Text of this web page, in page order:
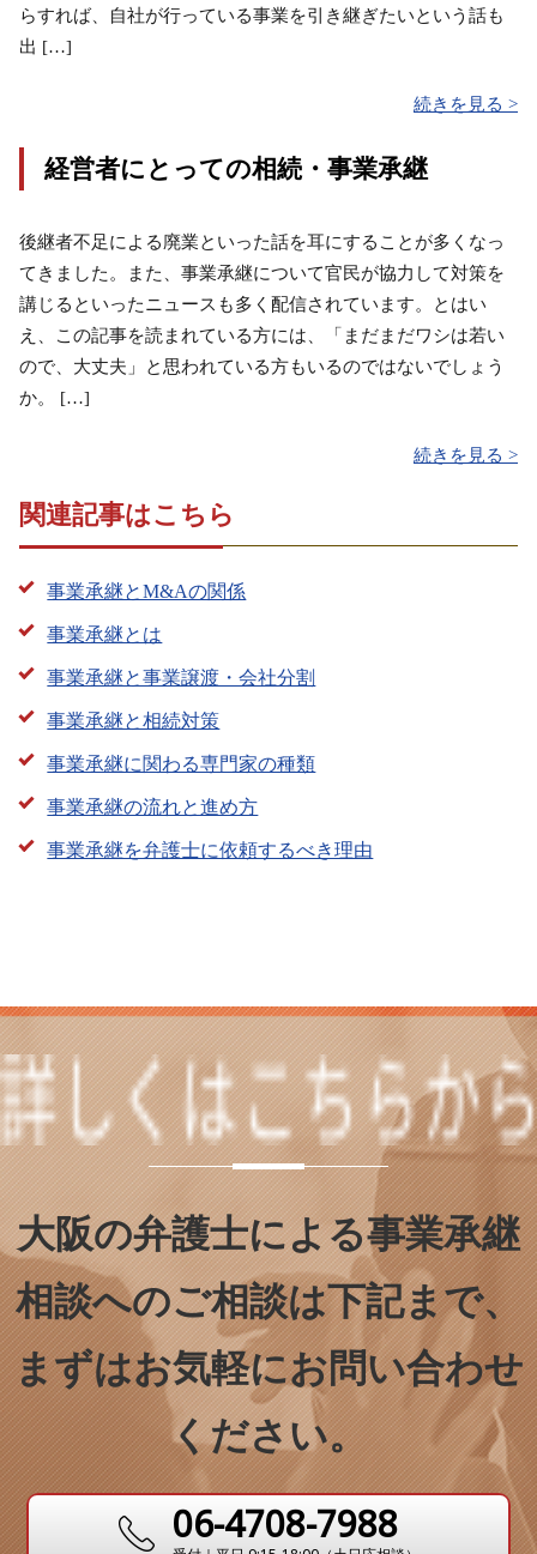
らすれば、自社が行っている事業を引き継ぎたいという話も
出 […]
続きを見る >
経営者にとっての相続・事業承継
後継者不足による廃業といった話を耳にすることが多くなっ
てきました。また、事業承継について官民が協力して対策を
講じるといったニュースも多く配信されています。とはい
え、この記事を読まれている方には、「まだまだワシは若い
ので、大丈夫」と思われている方もいるのではないでしょう
か。 […]
続きを見る >
関連記事はこちら
事業承継とM&Aの関係
事業承継とは
事業承継と事業譲渡・会社分割
事業承継と相続対策
事業承継に関わる専門家の種類
事業承継の流れと進め方
事業承継を弁護士に依頼するべき理由
大阪の弁護士による事業承継
相談へのご相談は下記まで、
まずはお気軽にお問い合わせ
ください。
06-4708-7988